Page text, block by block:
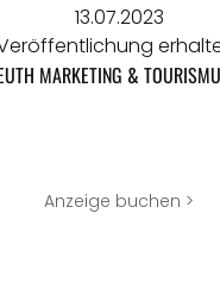
13.07.2023
MARKETING &
Anzeige buchen >